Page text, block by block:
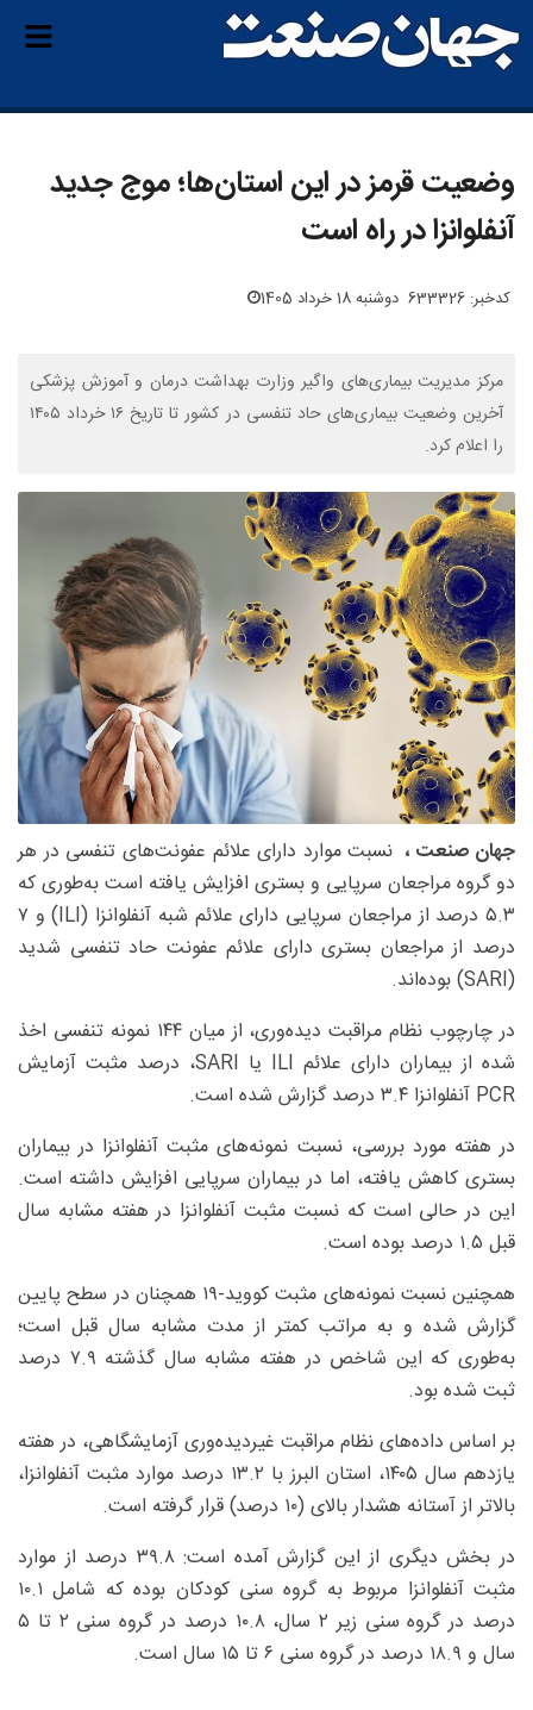
وضعیت قرمز در این استان‌ها؛ موج جدید
آنفلوانزا در راه است
کدخبر: 633326 دوشنبه 18 خرداد 1405
مرکز مدیریت بیماری‌های واگیر وزارت بهداشت درمان و آموزش پزشکی
آخرین وضعیت بیماری‌های حاد تنفسی در کشور تا تاریخ ۱۶ خرداد ۱۴۰۵
را اعلام کرد.
جهان صنعت ، نسبت موارد دارای علائم عفونت‌های تنفسی در هر
دو گروه مراجعان سرپایی و بستری افزایش یافته است به‌طوری که
۵.۳ درصد از مراجعان سرپایی دارای علائم شبه‌ آنفلوانزا (ILI) و ۷
درصد از مراجعان بستری دارای علائم عفونت حاد تنفسی شدید
(SARI) بوده‌اند.
در چارچوب نظام مراقبت دیده‌وری، از میان ۱۴۴ نمونه تنفسی اخذ
شده از بیماران دارای علائم ILI یا SARI، درصد مثبت آزمایش
PCR آنفلوانزا ۳.۴ درصد گزارش شده است.
در هفته مورد بررسی، نسبت نمونه‌های مثبت آنفلوانزا در بیماران
بستری کاهش یافته، اما در بیماران سرپایی افزایش داشته است.
این در حالی است که نسبت مثبت آنفلوانزا در هفته مشابه سال
قبل ۱.۵ درصد بوده است.
همچنین نسبت نمونه‌های مثبت کووید-۱۹ همچنان در سطح پایین
گزارش شده و به مراتب کمتر از مدت مشابه سال قبل است؛
به‌طوری که این شاخص در هفته مشابه سال گذشته ۷.۹ درصد
ثبت شده بود.
بر اساس داده‌های نظام مراقبت غیردیده‌وری آزمایشگاهی، در هفته
یازدهم سال ۱۴۰۵، استان البرز با ۱۳.۲ درصد موارد مثبت آنفلوانزا،
بالاتر از آستانه هشدار بالای (۱۰ درصد) قرار گرفته است.
در بخش دیگری از این گزارش آمده است: ۳۹.۸ درصد از موارد
مثبت آنفلوانزا مربوط به گروه سنی کودکان بوده که شامل ۱۰.۱
درصد در گروه سنی زیر ۲ سال، ۱۰.۸ درصد در گروه سنی ۲ تا ۵
سال و ۱۸.۹ درصد در گروه سنی ۶ تا ۱۵ سال است.